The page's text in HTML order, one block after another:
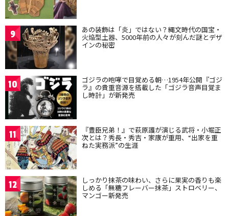
9 あの装飾は「炎」ではない？縄文時代の国宝・
火焔型土器、5000年前の人々が刻んだ謎とデザ
インの秘密
10 ゴジラの咆哮で目覚める朝…1954年公開『ゴジ
ラ』の貴重音源を搭載した「ゴジラ音声目覚ま
し時計」が新発売
11 『豊臣兄弟！』で萩原護が演じる武将・小堀正
次とは？秀長・秀吉・家康が重用、“出家を重
ねた実務派”の生涯
12 しっかり抹茶の味わい、さらに果実の香りも楽
しめる「無糖フレーバー抹茶」ストロベリー、
マンゴー新発売